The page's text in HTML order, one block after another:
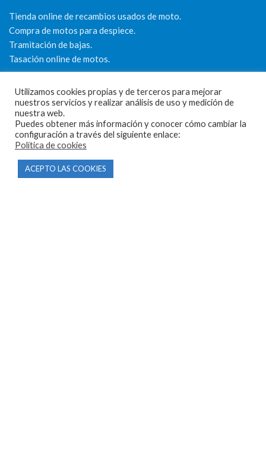
Tienda online de recambios usados de moto.
Compra de motos para despiece.
Tramitación de bajas.
Tasación online de motos.
CONTACTO
Utilizamos cookies propias y de terceros para mejorar
nuestros servicios y realizar análisis de uso y medición de
nuestra web.
Puedes obtener más información y conocer cómo cambiar la
configuración a través del siguiente enlace:
Política de cookies
ACEPTO LAS COOKIES